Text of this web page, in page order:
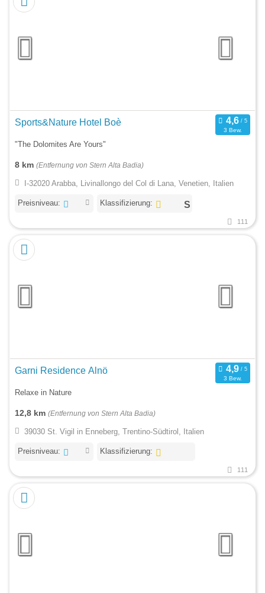
Sports&Nature Hotel Boè
3 Bew.
"The Dolomites Are Yours"
8 km (Entfernung von Stern Alta Badia)
I-32020 Arabba, Livinallongo del Col di Lana, Venetien, Italien
Preisniveau: Klassifizierung:
111
Garni Residence Alnö
3 Bew.
Relaxe in Nature
12,8 km (Entfernung von Stern Alta Badia)
39030 St. Vigil in Enneberg, Trentino-Südtirol, Italien
Preisniveau: Klassifizierung:
111